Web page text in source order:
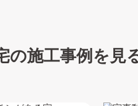
の施工事例を見